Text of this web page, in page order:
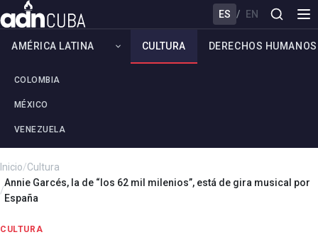
ES / EN
AMÉRICA LATINA
COLOMBIA
MÉXICO
VENEZUELA
CULTURA DERECHOS HUMANOS
Inicio/Cultura
/
Annie Garcés, la de “los 62 mil milenios”, está de gira musical por
España
CULTURA